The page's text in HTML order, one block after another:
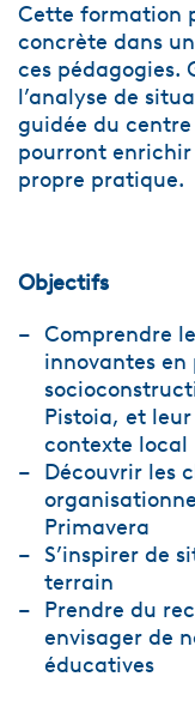
Cette formation
concrète dans
ces pédagogies.
l’analyse de
guidée du
pourront
propre pratique.
Objectifs
Comprendre
innovantes en
Pistoia, et
contexte local
Découvrir les
Primavera
S’inspirer de
terrain
Prendre du
envisager de
éducatives